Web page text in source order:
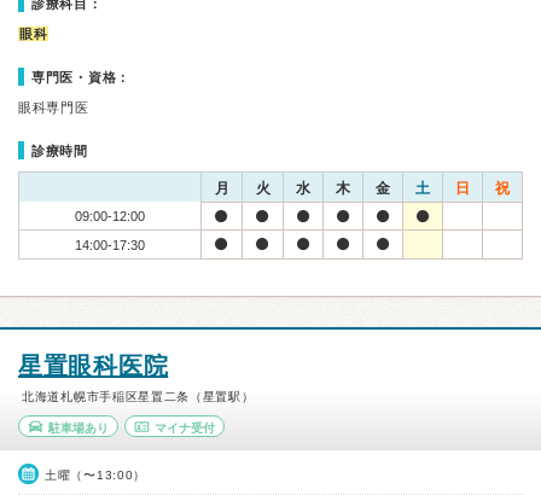
診療科目：
眼科
専門医・資格：
眼科専門医
診療時間
月 火 水 木 金 土 日 祝
09:00-12:00
14:00-17:30
星置眼科医院
北海道札幌市手稲区星置二条（星置駅）
駐車場あり マイナ受付
土曜（〜13:00）